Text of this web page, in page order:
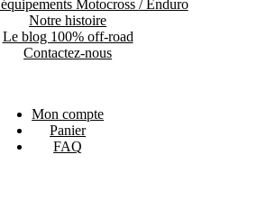
Motocross / Enduro
Notre histoire
Le blog 100% off-road
Contactez-nous
Mon compte
Panier
FAQ